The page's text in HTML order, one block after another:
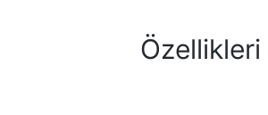
Özellikleri